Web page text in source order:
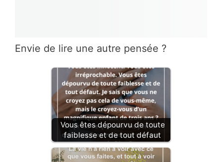
Envie de lire une autre pensée ?
Vous êtes dépourvu de toute
faiblesse et de tout défaut